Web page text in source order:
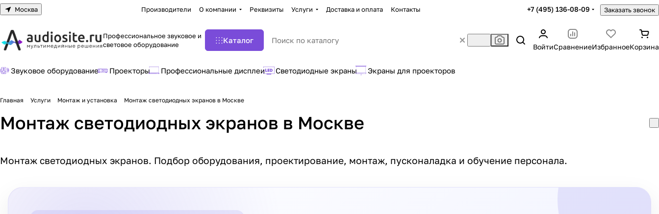
Москва Производители О компании Реквизиты Услуги Доставка и оплата Контакты +7 (495) 136-08-09 Заказать звонок
Профессиональное звуковое и
световое оборудование
Каталог
ВойтиСравнениеИзбранноеКорзина
Звуковое оборудование Проекторы Профессиональные дисплеи Светодиодные экраны Экраны для проекторов
Главная Услуги Монтаж и установка Монтаж светодиодных экранов в Москве
Монтаж светодиодных экранов в Москве
Монтаж светодиодных экранов. Подбор оборудования, проектирование, монтаж, пусконаладка и обучение персонала.